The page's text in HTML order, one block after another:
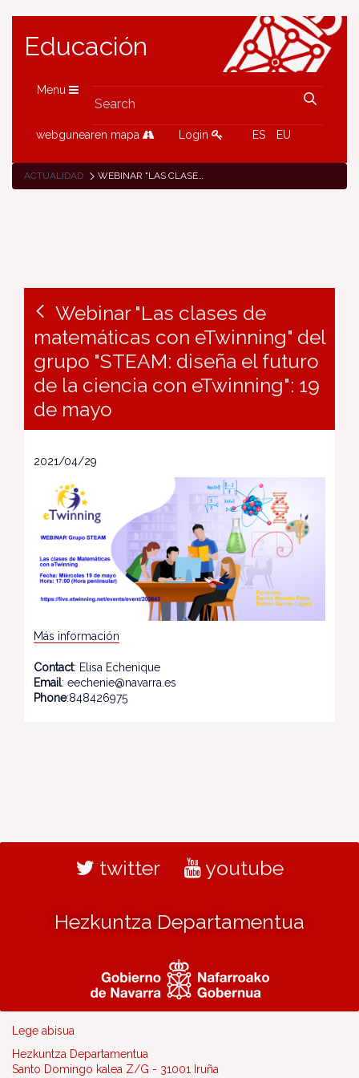
Educación
Menu
webgunearen mapa Login ES EU
ACTUALIDAD WEBINAR "LAS CLASES DE MATEMÁTICAS CON ETWINNING" DEL GRUPO "STEAM: DISEÑA EL FUTURO DE LA CIENCIA CON ETWINNING": 19 DE MAYO
Webinar "Las clases de
matemáticas con eTwinning" del
grupo "STEAM: diseña el futuro
de la ciencia con eTwinning": 19
de mayo
2021/04/29
Más información
Contact: Elisa Echenique
Email: eechenie@navarra.es
Phone:848426975
twitter youtube
Hezkuntza Departamentua
Lege abisua
Hezkuntza Departamentua
Santo Domingo kalea Z/G - 31001 Iruña